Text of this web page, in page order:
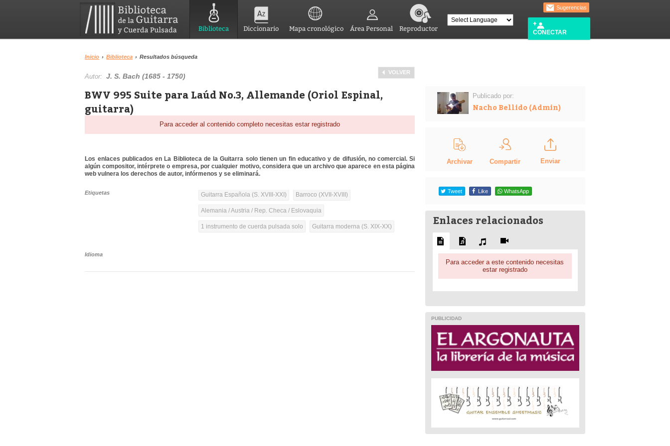
Biblioteca Diccionario Mapa cronológico Área Personal Reproductor
Sugerencias
CONECTAR
Inicio › Biblioteca › Resultados búsqueda
VOLVER
Autor:J. S. Bach (1685 - 1750)
BWV 995 Suite para Laúd No.3, Allemande (Oriol Espinal,
guitarra)
Para acceder al contenido completo necesitas estar registrado
Los enlaces publicados en La Biblioteca de la Guitarra solo tienen un fin educativo y de difusión, no comercial. Si
algún compositor, intérprete o empresa, por cualquier motivo, considera que un archivo que aparece en esta página
web vulnera los derechos de autor, infórmenos y se eliminará.
Etiquetas Guitarra Española (S. XVIII-XXI) Barroco (XVII-XVIII)
Alemania / Austria / Rep. Checa / Eslovaquia
1 instrumento de cuerda pulsada solo Guitarra moderna (S. XIX-XX)
Idioma
Publicado por:
Nacho Bellido (Admin)
Archivar Compartir Enviar
Tweet Like WhatsApp
Enlaces relacionados
Para acceder a este contenido necesitas
estar registrado
PUBLICIDAD